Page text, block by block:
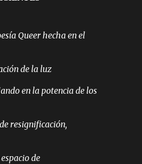
Queer hecha en el
de la luz
en la potencia de los
resignificación,
de